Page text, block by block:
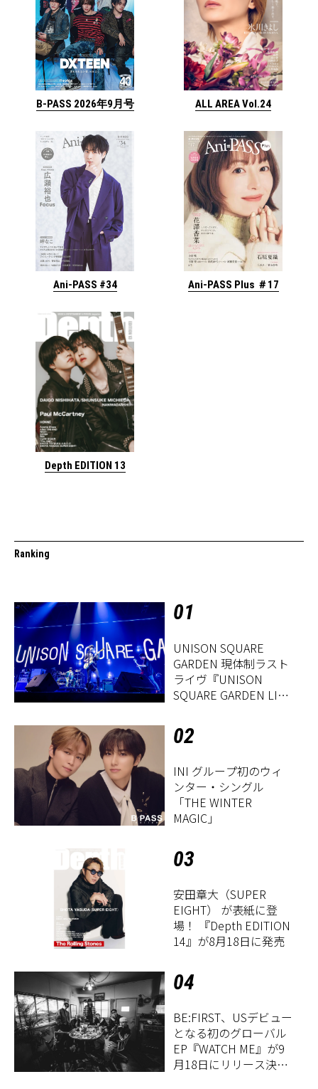
B-PASS 2026年9月号 ALL AREA Vol.24
Ani-PASS #34 Ani-PASS Plus ＃17
Depth EDITION 13
Ranking
01
UNISON SQUARE
GARDEN 現体制ラスト
ライヴ『UNISON
SQUARE GARDEN LIVE
Period」』レポート
02
INI グループ初のウィ
ンター・シングル
「THE WINTER
MAGIC」
03
安田章大（SUPER
EIGHT） が表紙に登
場！ 『Depth EDITION
14』が8月18日に発売
04
BE:FIRST、USデビュー
となる初のグローバル
EP『WATCH ME』が9
月18日にリリース決